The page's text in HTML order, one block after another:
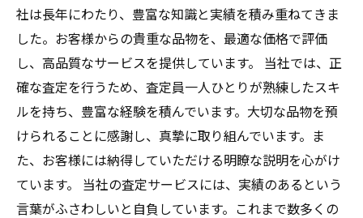
社は長年にわたり、豊富な知識と実績を積み重ねてきま
した。お客様からの貴重な品物を、最適な価格で評価
し、高品質なサービスを提供しています。 当社では、正
確な査定を行うため、査定員一人ひとりが熟練したスキ
ルを持ち、豊富な経験を積んでいます。大切な品物を預
けられることに感謝し、真摯に取り組んでいます。ま
た、お客様には納得していただける明瞭な説明を心がけ
ています。 当社の査定サービスには、実績のあるという
言葉がふさわしいと自負しています。これまで数多くの